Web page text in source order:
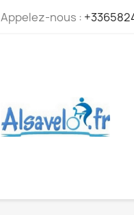
Appelez-nous :